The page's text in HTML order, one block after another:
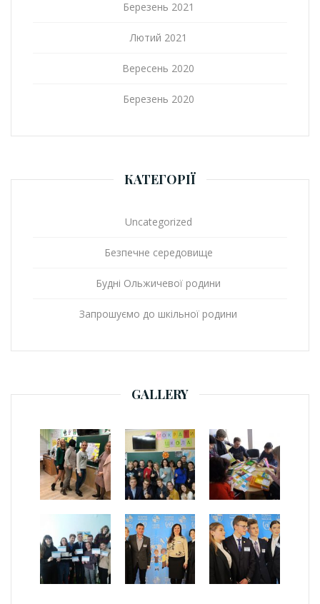
Березень 2021
Лютий 2021
Вересень 2020
Березень 2020
КАТЕГОРІЇ
Uncategorized
Безпечне середовище
Будні Ольжичевої родини
Запрошуємо до шкільної родини
GALLERY